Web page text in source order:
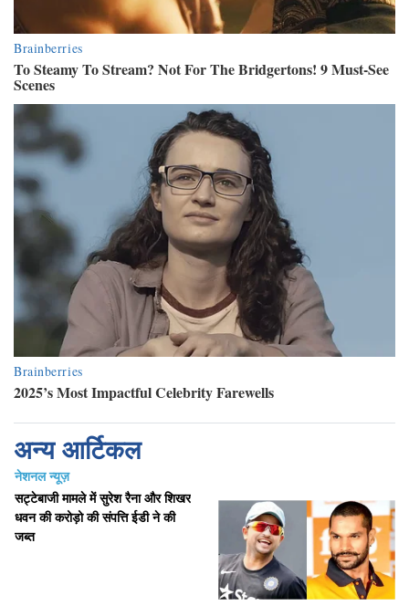
अन्य आर्टिकल
नेशनल न्यूज़
सट्टेबाजी मामले में सुरेश रैना और शिखर
धवन की करोड़ो की संपत्ति ईडी ने की
जब्त